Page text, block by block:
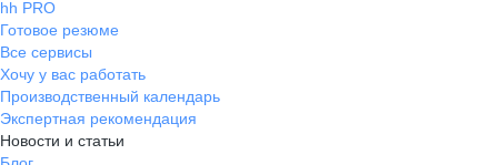
hh PRO
Готовое резюме
Все сервисы
Хочу у вас работать
Производственный календарь
Экспертная рекомендация
Новости и статьи